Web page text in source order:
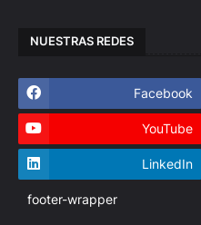
NUESTRAS REDES
Facebook
YouTube
LinkedIn
footer-wrapper